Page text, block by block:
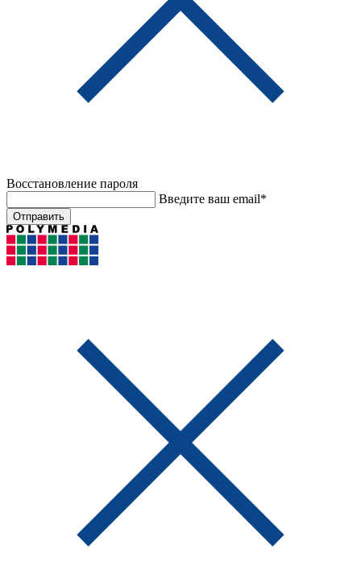
Восстановление пароля
Введите ваш email*
Отправить